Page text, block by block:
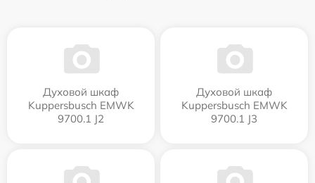
Духовой шкаф
Kuppersbusch EMWK
9700.1 J2
Духовой шкаф
Kuppersbusch EMWK
9700.1 J3